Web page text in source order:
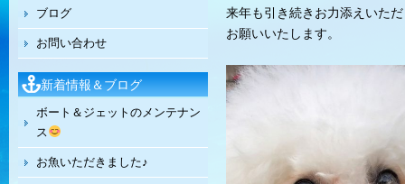
来年も引き続きお力添えいた
お願いいたします。
ブログ
お問い合わせ
新着情報＆ブログ
ボート＆ジェットのメンテナン
ス
お魚いただきました♪